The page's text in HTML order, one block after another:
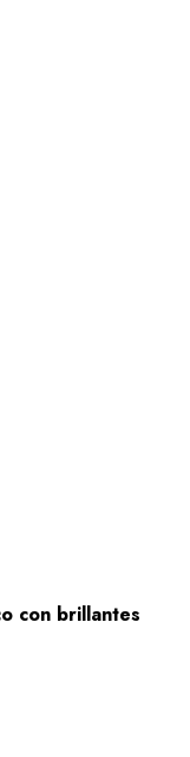
con brillantes